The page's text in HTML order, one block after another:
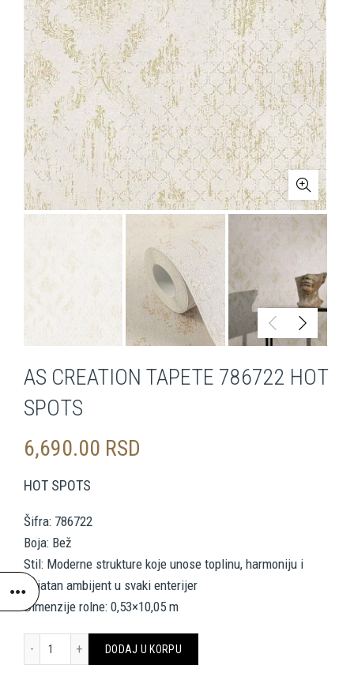
AS CREATION TAPETE 786722 HOT
SPOTS
6,690.00 RSD
HOT SPOTS
Šifra: 786722
Boja: Bež
Stil: Moderne strukture koje unose toplinu, harmoniju i
prijatan ambijent u svaki enterijer
Dimenzije rolne: 0,53×10,05 m
DODAJ U KORPU